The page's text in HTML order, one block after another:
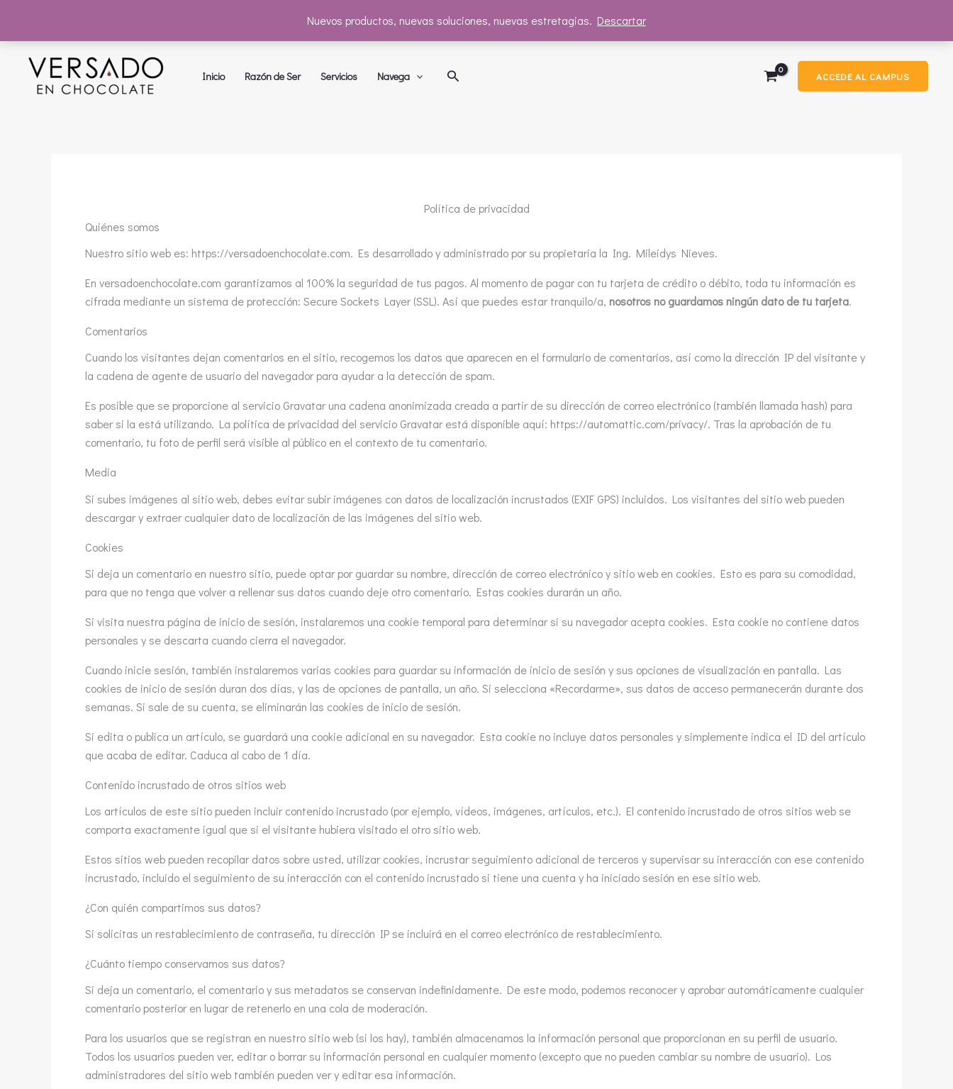
Nuevos productos, nuevas soluciones, nuevas estretagias. Descartar
contenido
Inicio Razón de Ser Servicios Navega Buscar ACCEDE AL CAMPUS
Política de privacidad
Quiénes somos
Nuestro sitio web es: https://versadoenchocolate.com. Es desarrollado y administrado por su propietaria la Ing. Mileidys Nieves.
En versadoenchocolate.com garantizamos al 100% la seguridad de tus pagos. Al momento de pagar con tu tarjeta de crédito o débito, toda tu información es
cifrada mediante un sistema de protección: Secure Sockets Layer (SSL). Así que puedes estar tranquilo/a, nosotros no guardamos ningún dato de tu tarjeta.
Comentarios
Cuando los visitantes dejan comentarios en el sitio, recogemos los datos que aparecen en el formulario de comentarios, así como la dirección IP del visitante y
la cadena de agente de usuario del navegador para ayudar a la detección de spam.
Es posible que se proporcione al servicio Gravatar una cadena anonimizada creada a partir de su dirección de correo electrónico (también llamada hash) para
saber si la está utilizando. La política de privacidad del servicio Gravatar está disponible aquí: https://automattic.com/privacy/. Tras la aprobación de tu
comentario, tu foto de perfil será visible al público en el contexto de tu comentario.
Media
Si subes imágenes al sitio web, debes evitar subir imágenes con datos de localización incrustados (EXIF GPS) incluidos. Los visitantes del sitio web pueden
descargar y extraer cualquier dato de localización de las imágenes del sitio web.
Cookies
Si deja un comentario en nuestro sitio, puede optar por guardar su nombre, dirección de correo electrónico y sitio web en cookies. Esto es para su comodidad,
para que no tenga que volver a rellenar sus datos cuando deje otro comentario. Estas cookies durarán un año.
Si visita nuestra página de inicio de sesión, instalaremos una cookie temporal para determinar si su navegador acepta cookies. Esta cookie no contiene datos
personales y se descarta cuando cierra el navegador.
Cuando inicie sesión, también instalaremos varias cookies para guardar su información de inicio de sesión y sus opciones de visualización en pantalla. Las
cookies de inicio de sesión duran dos días, y las de opciones de pantalla, un año. Si selecciona «Recordarme», sus datos de acceso permanecerán durante dos
semanas. Si sale de su cuenta, se eliminarán las cookies de inicio de sesión.
Si edita o publica un artículo, se guardará una cookie adicional en su navegador. Esta cookie no incluye datos personales y simplemente indica el ID del artículo
que acaba de editar. Caduca al cabo de 1 día.
Contenido incrustado de otros sitios web
Los artículos de este sitio pueden incluir contenido incrustado (por ejemplo, vídeos, imágenes, artículos, etc.). El contenido incrustado de otros sitios web se
comporta exactamente igual que si el visitante hubiera visitado el otro sitio web.
Estos sitios web pueden recopilar datos sobre usted, utilizar cookies, incrustar seguimiento adicional de terceros y supervisar su interacción con ese contenido
incrustado, incluido el seguimiento de su interacción con el contenido incrustado si tiene una cuenta y ha iniciado sesión en ese sitio web.
¿Con quién compartimos sus datos?
Si solicitas un restablecimiento de contraseña, tu dirección IP se incluirá en el correo electrónico de restablecimiento.
¿Cuánto tiempo conservamos sus datos?
Si deja un comentario, el comentario y sus metadatos se conservan indefinidamente. De este modo, podemos reconocer y aprobar automáticamente cualquier
comentario posterior en lugar de retenerlo en una cola de moderación.
Para los usuarios que se registran en nuestro sitio web (si los hay), también almacenamos la información personal que proporcionan en su perfil de usuario.
Todos los usuarios pueden ver, editar o borrar su información personal en cualquier momento (excepto que no pueden cambiar su nombre de usuario). Los
administradores del sitio web también pueden ver y editar esa información.